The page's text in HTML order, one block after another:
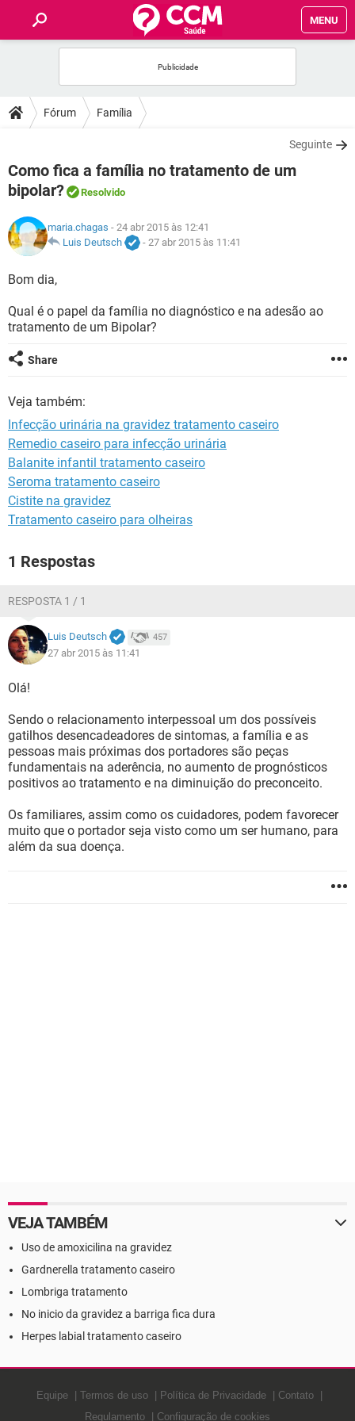
MENU
FÓRUM
FAMÍLIA
NUTRIÇÃO
SEXUALIDADE
Fórum Família
Seguinte
Como fica a família no tratamento de um
bipolar?
Resolvido
maria.chagas - 24 abr 2015 às 12:41
Luis Deutsch
- 27 abr 2015 às 11:41
Bom dia,
Qual é o papel da família no diagnóstico e na adesão ao
tratamento de um Bipolar?
Share
Veja também:
Infecção urinária na gravidez tratamento caseiro
Remedio caseiro para infecção urinária
Balanite infantil tratamento caseiro
Seroma tratamento caseiro
Cistite na gravidez
Tratamento caseiro para olheiras
1 Respostas
RESPOSTA 1 / 1
Luis Deutsch 457
27 abr 2015 às 11:41
Olá!
Sendo o relacionamento interpessoal um dos possíveis
gatilhos desencadeadores de sintomas, a família e as
pessoas mais próximas dos portadores são peças
fundamentais na aderência, no aumento de prognósticos
positivos ao tratamento e na diminuição do preconceito.
Os familiares, assim como os cuidadores, podem favorecer
muito que o portador seja visto como um ser humano, para
além da sua doença.
VEJA TAMBÉM
Uso de amoxicilina na gravidez
Gardnerella tratamento caseiro
Lombriga tratamento
No inicio da gravidez a barriga fica dura
Herpes labial tratamento caseiro
Equipe Termos de uso Política de Privacidade
Contato
Regulamento
Configuração de cookies